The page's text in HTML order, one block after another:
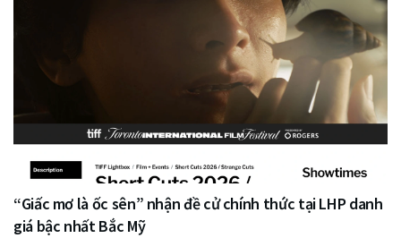
“Giấc mơ là ốc sên” nhận đề cử chính thức tại LHP danh
giá bậc nhất Bắc Mỹ